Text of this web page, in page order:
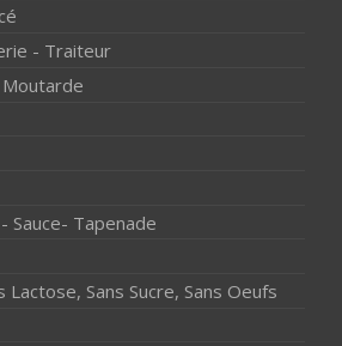
- Traiteur
Sauce- Tapenade
Lactose, Sans Sucre, Sans Oeufs